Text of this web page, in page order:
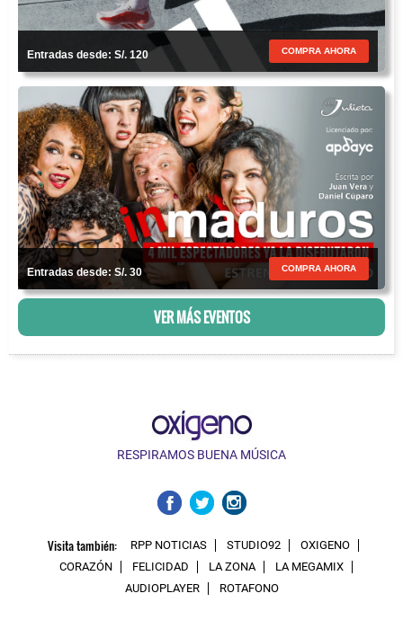
Entradas desde: S/. 120 COMPRA AHORA
Entradas desde: S/. 30 COMPRA AHORA
VER MÁS EVENTOS
RESPIRAMOS BUENA MÚSICA
Visita también: RPP NOTICIAS STUDIO92
OXIGENO
CORAZÓN
FELICIDAD LA ZONA
LA MEGAMIX
AUDIOPLAYER
ROTAFONO